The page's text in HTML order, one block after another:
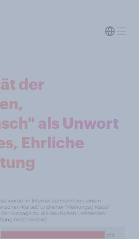
der
als Unwort
Ehrliche